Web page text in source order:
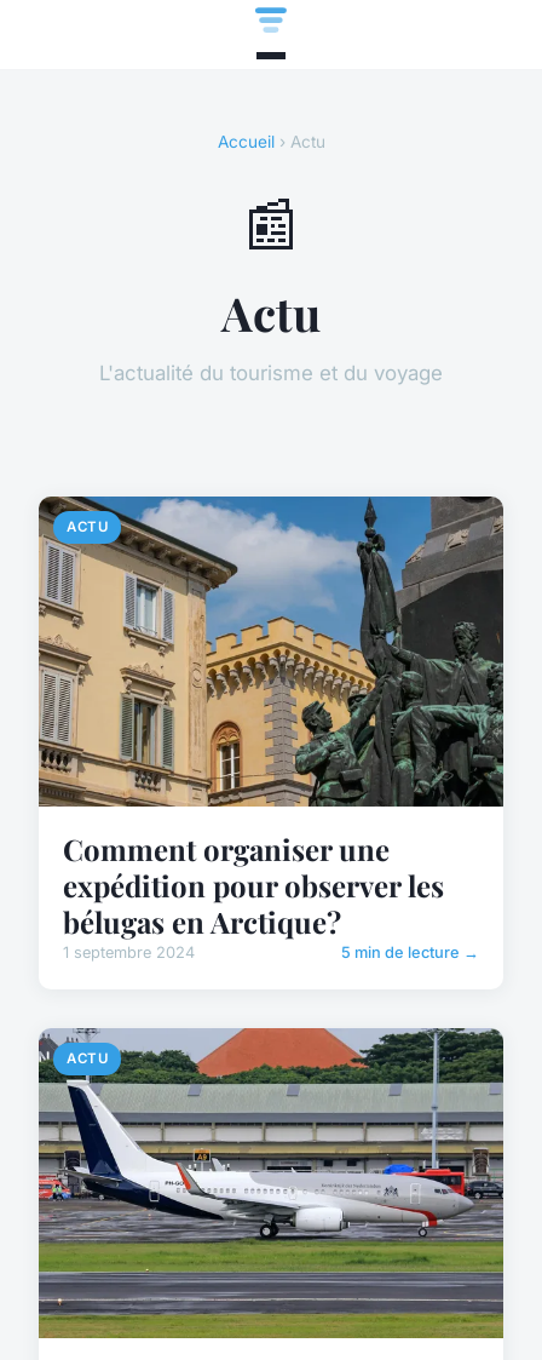
Accueil› Actu
📰
Actu
L'actualité du tourisme et du voyage
ACTU
Comment organiser une
expédition pour observer les
bélugas en Arctique?
1 septembre 2024 5 min de lecture →
ACTU